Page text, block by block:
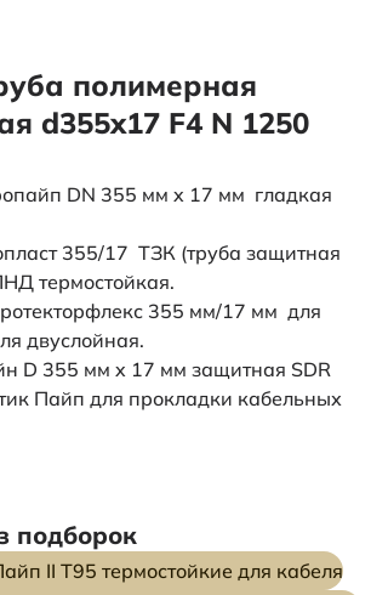
полимерная
d355x17 F4 N 1250
DN 355 мм x 17 мм гладкая
355/17 ТЗК (труба защитная
термостойкая.
355 мм/17 мм для
двуслойная.
D 355 мм x 17 мм защитная SDR
Пайп для прокладки кабельных
подборок
II Т95 термостойкие для кабеля